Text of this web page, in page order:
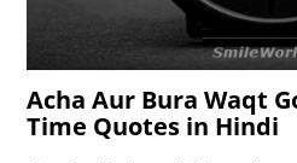
Acha Aur Bura Waqt
Time Quotes in Hindi